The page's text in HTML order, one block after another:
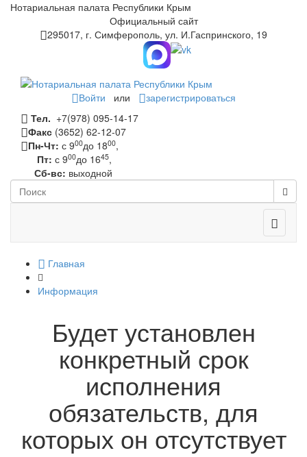
Нотариальная палата Республики Крым
Официальный сайт
295017, г. Симферополь, ул. И.Гаспринского, 19
Войти или
зарегистрироваться
Тел. +7(978) 095-14-17
Факс (3652) 62-12-07
Пн-Чт: с 900до 1800,
Пт: с 900до 1645,
Сб-вс: выходной
Toggle
Главная
Информация
Будет установлен
конкретный срок
исполнения
обязательств, для
которых он отсутствует